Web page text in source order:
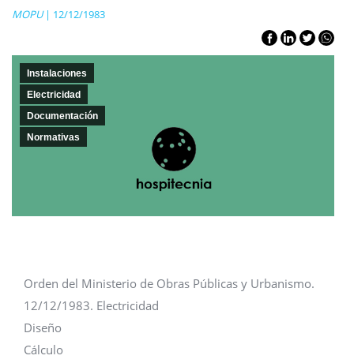
MOPU| 12/12/1983
Instalaciones
Electricidad
Documentación
Normativas
Orden del Ministerio de Obras Públicas y Urbanismo.
12/12/1983. Electricidad
Diseño
Cálculo